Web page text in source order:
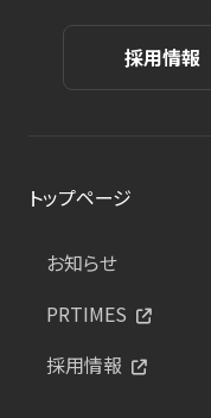
採用情報
トップページ
お知らせ
PRTIMES
採用情報